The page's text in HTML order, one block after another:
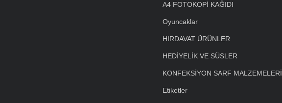
A4 FOTOKOPİ KAĞIDI
Oyuncaklar
HIRDAVAT ÜRÜNLER
HEDİYELİK VE SÜSLER
KONFEKSİYON SARF MALZEMELERİ
Etiketler